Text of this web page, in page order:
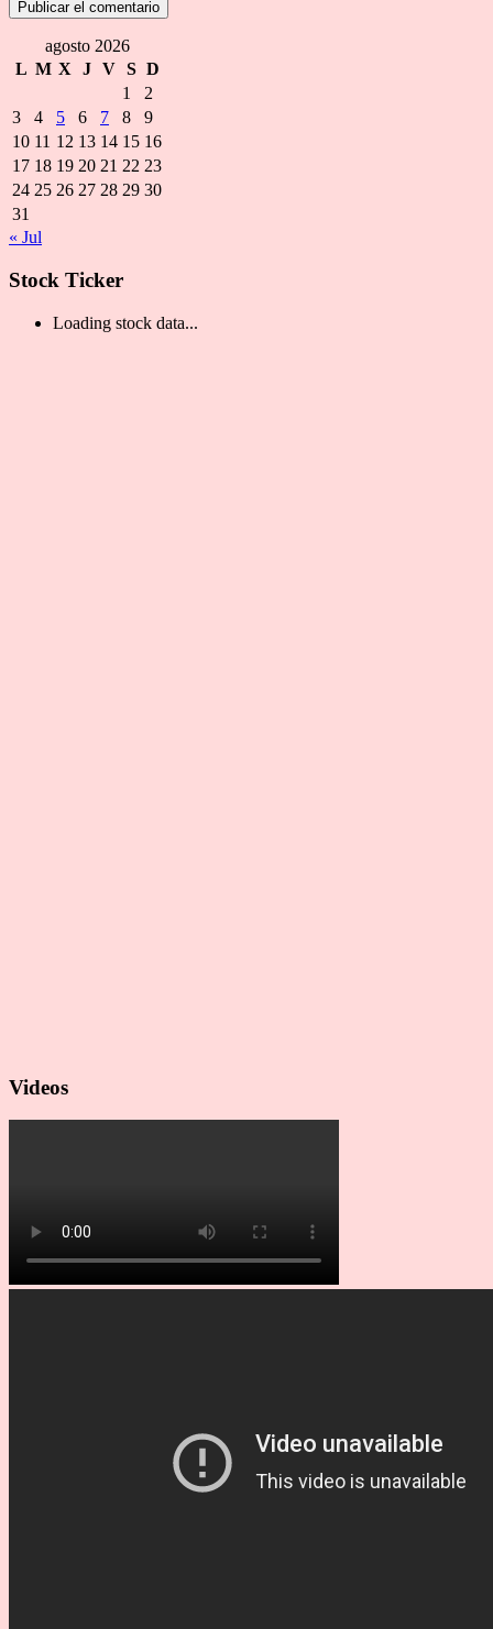
agosto 2026
L M X J V S D
1
2
3
4 5 6 7 8
9
10 11 12 13 14 15 16
17 18 19 20 21 22 23
24 25 26 27 28 29 30
31
« Jul
Stock Ticker
Loading stock data...
Videos